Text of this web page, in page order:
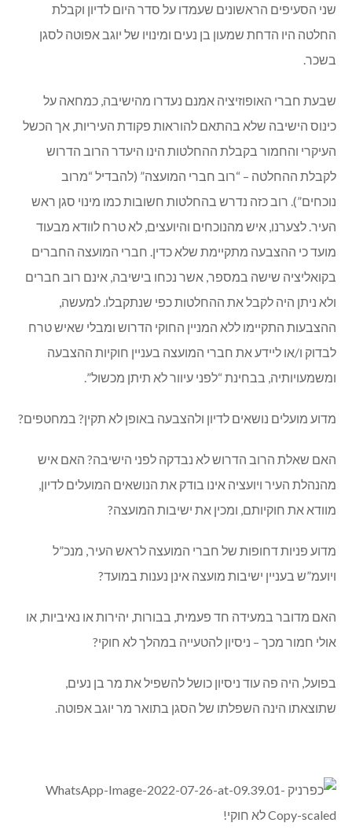
שני הסעיפים הראשונים שעמדו על סדר היום לדיון וקבלת
החלטה היו הדחת שמעון בן נעים ומינויו של יוגב אפוטה לסגן
בשכר.
שבעת חברי האופוזיציה אמנם נעדרו מהישיבה, כמחאה על
כינוס הישיבה שלא בהתאם להוראות פקודת העיריות, אך הכשל
העיקרי והחמור בקבלת ההחלטות הינו היעדר הרוב הדרוש
לקבלת ההחלטה – “רוב חברי המועצה” (להבדיל “מרוב
נוכחים”). רוב כזה נדרש בהחלטות חשובות כמו מינוי סגן ראש
העיר. לצערנו, איש מהנוכחים והיועצים, לא טרח לוודא מבעוד
מועד כי ההצבעה מתקיימת שלא כדין. חברי המועצה החברים
בקואליציה שישה במספר, אשר נכחו בישיבה, אינם רוב חברים
ולא ניתן היה לקבל את ההחלטות כפי שנתקבלו. למעשה,
ההצבעות התקיימו ללא המניין החוקי הדרוש ומבלי שאיש טרח
לבדוק ו/או ליידע את חברי המועצה בעניין חוקיות ההצבעה
ומשמעויותיה, בבחינת “לפני עיוור לא תיתן מכשול”.
מדוע מועלים נושאים לדיון ולהצבעה באופן לא תקין? במחטפים?
האם שאלת הרוב הדרוש לא נבדקה לפני הישיבה? האם איש
מהנהלת העיר ויועציה אינו בודק את הנושאים המועלים לדיון,
מוודא את חוקיותם, ומכין את ישיבות המועצה?
מדוע פניות דחופות של חברי המועצה לראש העיר, מנכ”ל
ויועמ”ש בעניין ישיבות מועצה אינן נענות במועד?
האם מדובר במעידה חד פעמית, בבורות, יהירות או נאיביות, או
אולי חמור מכך – ניסיון להטעייה במהלך לא חוקי?
בפועל, היה פה עוד ניסיון כושל להשפיל את מר בן נעים,
שתוצאתו הינה השפלתו של הסגן בתואר מר יוגב אפוטה.